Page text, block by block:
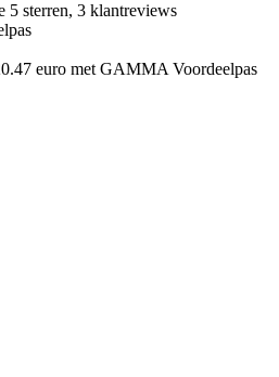
5 sterren, 3 klantreviews
euro met GAMMA Voordeelpas